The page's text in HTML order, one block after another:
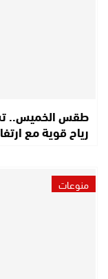
طقس الخميس..
رياح قوية مع
منوعات